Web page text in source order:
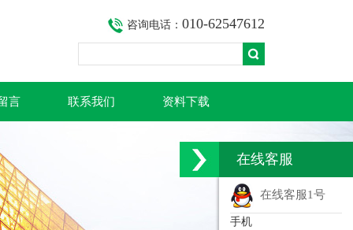
咨询电话： 010-62547612
言 联系我们 资料下载
在线客服
在线客服1号
手机